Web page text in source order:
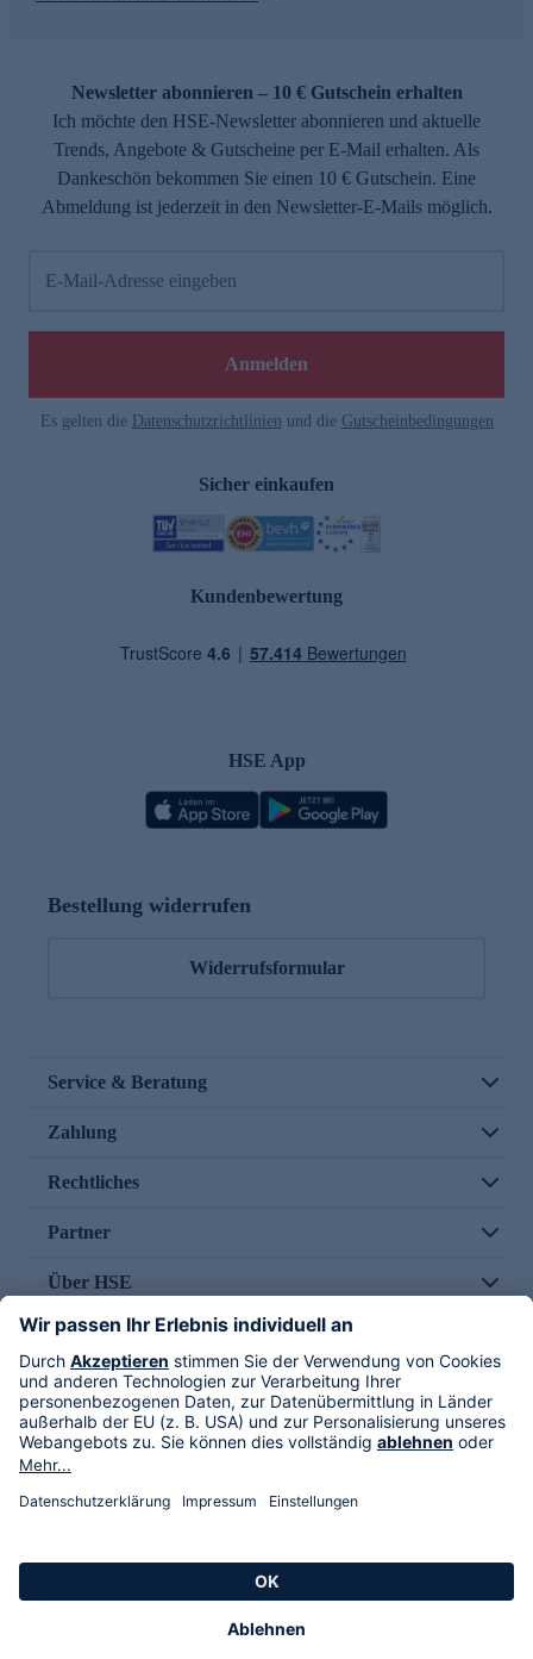
Newsletter abonnieren – 10 € Gutschein erhalten
Ich möchte den HSE-Newsletter abonnieren und aktuelle
Trends, Angebote & Gutscheine per E-Mail erhalten. Als
Dankeschön bekommen Sie einen 10 € Gutschein. Eine
Abmeldung ist jederzeit in den Newsletter-E-Mails möglich.
E-Mail-Adresse eingeben
Anmelden
Es gelten die Datenschutzrichtlinien und die Gutscheinbedingungen
Sicher einkaufen
Kundenbewertung
HSE App
Bestellung widerrufen
Widerrufsformular
Service & Beratung
Zahlung
Rechtliches
Partner
Über HSE
Im TV
HSE International